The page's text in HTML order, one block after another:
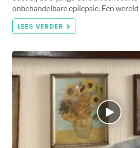
onbehandelbare epilepsie. Een
LEES VERDER